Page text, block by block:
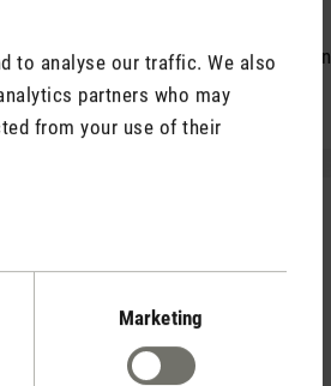
to analyse our traffic. We also
partners who may
from your use of their
Marketing
geschildert habe und am nächsten
wird hier noch ihre grosse
mit einem Kratzer im